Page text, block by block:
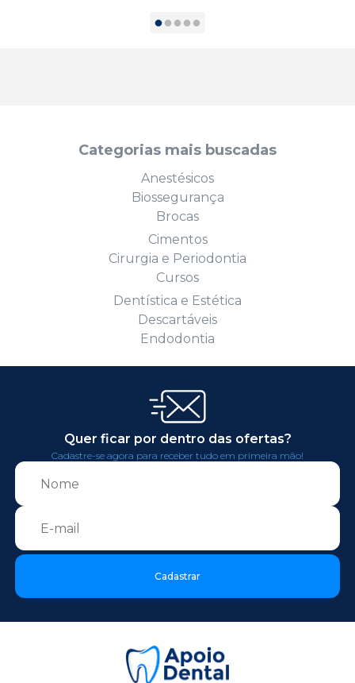
Categorias mais buscadas
Anestésicos
Biossegurança
Brocas
Cimentos
Cirurgia e Periodontia
Cursos
Dentística e Estética
Descartáveis
Endodontia
Quer ficar por dentro das ofertas?
Cadastre-se agora para receber tudo em primeira mão!
Cadastrar